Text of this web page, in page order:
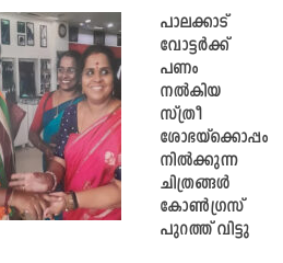
പാലക്കാട്
വോട്ടർക്ക്
പണം
നൽകിയ
സ്ത്രീ
ശോഭയ്ക്കൊപ്പം
നിൽക്കുന്ന
ചിത്രങ്ങൾ
കോൺഗ്രസ്
പുറത്ത് വിട്ടു